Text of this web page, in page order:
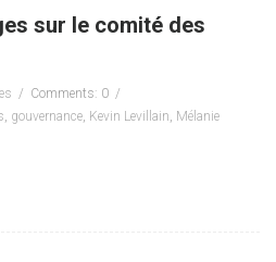
sur le comité des
Comments: 0
, gouvernance, Kevin Levillain, Mélanie